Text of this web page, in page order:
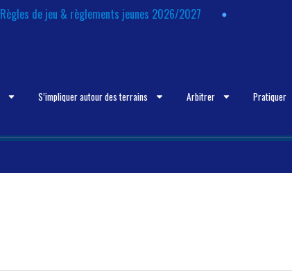
Règles de jeu & règlements jeunes 2026/2027
S’impliquer autour des terrains Arbitrer Pratiquer